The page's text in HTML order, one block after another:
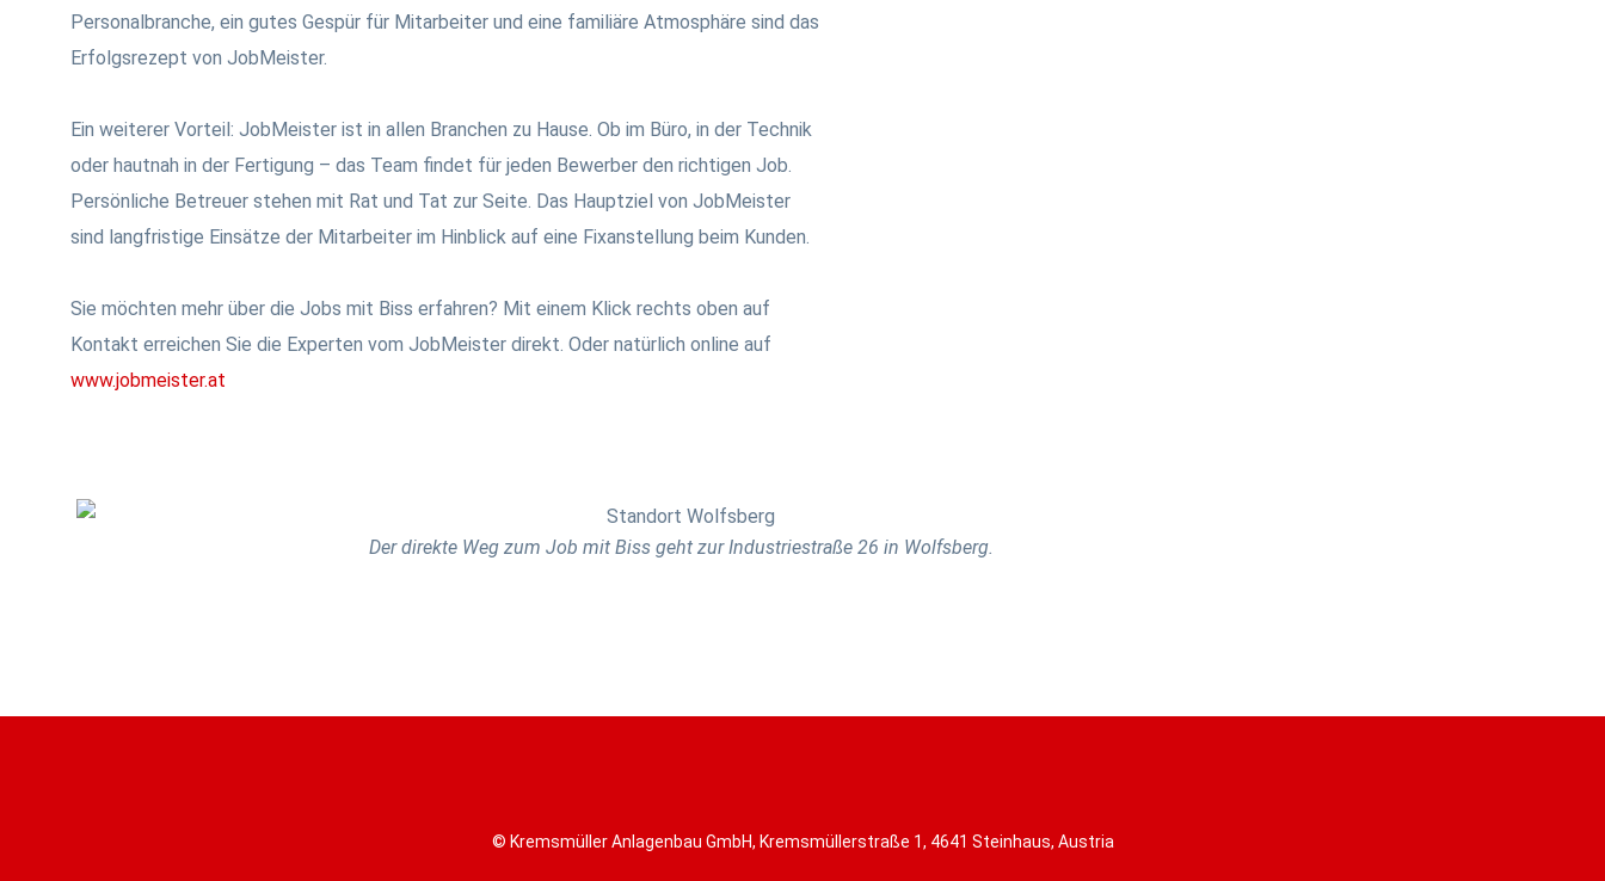
Personalbranche, ein gutes Gespür für Mitarbeiter und eine familiäre Atmosphäre sind das
Erfolgsrezept von JobMeister.
Ein weiterer Vorteil: JobMeister ist in allen Branchen zu Hause. Ob im Büro, in der Technik
oder hautnah in der Fertigung – das Team findet für jeden Bewerber den richtigen Job.
Persönliche Betreuer stehen mit Rat und Tat zur Seite. Das Hauptziel von JobMeister
sind langfristige Einsätze der Mitarbeiter im Hinblick auf eine Fixanstellung beim Kunden.
Sie möchten mehr über die Jobs mit Biss erfahren? Mit einem Klick rechts oben auf
Kontakt erreichen Sie die Experten vom JobMeister direkt. Oder natürlich online auf
www.jobmeister.at
Der direkte Weg zum Job mit Biss geht zur Industriestraße 26 in Wolfsberg.
© Kremsmüller Anlagenbau GmbH, Kremsmüllerstraße 1, 4641 Steinhaus, Austria